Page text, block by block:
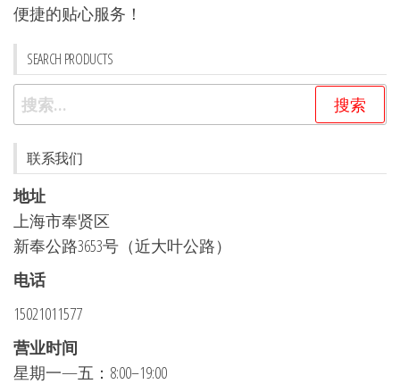
便捷的贴心服务！
SEARCH PRODUCTS
搜
索：
联系我们
地址
上海市奉贤区
新奉公路3653号（近大叶公路）
电话
15021011577
营业时间
星期一—五：8:00–19:00